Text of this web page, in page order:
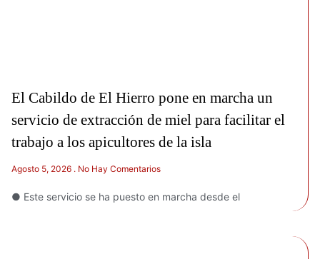
El Cabildo de El Hierro pone en marcha un
servicio de extracción de miel para facilitar el
trabajo a los apicultores de la isla
Agosto 5, 2026 No Hay Comentarios
● Este servicio se ha puesto en marcha desde el